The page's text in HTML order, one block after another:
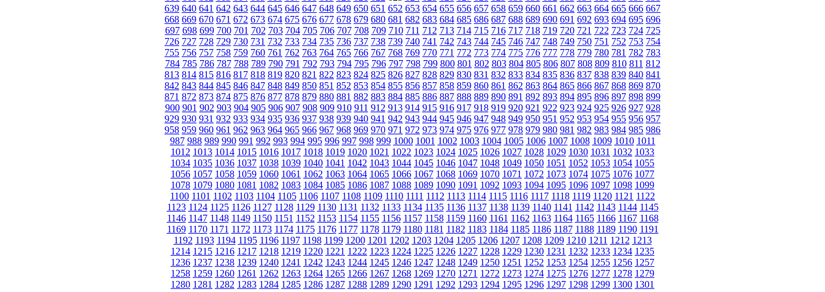
639 640 641 642 643 644 645 646 647 648 649 650 651 652 653 654 655 656 657 658 659 660 661 662 663 664 665 666 667
668 669 670 671 672 673 674 675 676 677 678 679 680 681 682 683 684 685 686 687 688 689 690 691 692 693 694 695 696
697 698 699 700 701 702 703 704 705 706 707 708 709 710 711 712 713 714 715 716 717 718 719 720 721 722 723 724 725
726 727 728 729 730 731 732 733 734 735 736 737 738 739 740 741 742 743 744 745 746 747 748 749 750 751 752 753 754
755 756 757 758 759 760 761 762 763 764 765 766 767 768 769 770 771 772 773 774 775 776 777 778 779 780 781 782 783
784 785 786 787 788 789 790 791 792 793 794 795 796 797 798 799 800 801 802 803 804 805 806 807 808 809 810 811 812
813 814 815 816 817 818 819 820 821 822 823 824 825 826 827 828 829 830 831 832 833 834 835 836 837 838 839 840 841
842 843 844 845 846 847 848 849 850 851 852 853 854 855 856 857 858 859 860 861 862 863 864 865 866 867 868 869 870
871 872 873 874 875 876 877 878 879 880 881 882 883 884 885 886 887 888 889 890 891 892 893 894 895 896 897 898 899
900 901 902 903 904 905 906 907 908 909 910 911 912 913 914 915 916 917 918 919 920 921 922 923 924 925 926 927 928
929 930 931 932 933 934 935 936 937 938 939 940 941 942 943 944 945 946 947 948 949 950 951 952 953 954 955 956 957
958 959 960 961 962 963 964 965 966 967 968 969 970 971 972 973 974 975 976 977 978 979 980 981 982 983 984 985 986
987 988 989 990 991 992 993 994 995 996 997 998 999 1000 1001 1002 1003 1004 1005 1006 1007 1008 1009 1010 1011
1012 1013 1014 1015 1016 1017 1018 1019 1020 1021 1022 1023 1024 1025 1026 1027 1028 1029 1030 1031 1032 1033
1034 1035 1036 1037 1038 1039 1040 1041 1042 1043 1044 1045 1046 1047 1048 1049 1050 1051 1052 1053 1054 1055
1056 1057 1058 1059 1060 1061 1062 1063 1064 1065 1066 1067 1068 1069 1070 1071 1072 1073 1074 1075 1076 1077
1078 1079 1080 1081 1082 1083 1084 1085 1086 1087 1088 1089 1090 1091 1092 1093 1094 1095 1096 1097 1098 1099
1100 1101 1102 1103 1104 1105 1106 1107 1108 1109 1110 1111 1112 1113 1114 1115 1116 1117 1118 1119 1120 1121 1122
1123 1124 1125 1126 1127 1128 1129 1130 1131 1132 1133 1134 1135 1136 1137 1138 1139 1140 1141 1142 1143 1144 1145
1146 1147 1148 1149 1150 1151 1152 1153 1154 1155 1156 1157 1158 1159 1160 1161 1162 1163 1164 1165 1166 1167 1168
1169 1170 1171 1172 1173 1174 1175 1176 1177 1178 1179 1180 1181 1182 1183 1184 1185 1186 1187 1188 1189 1190 1191
1192 1193 1194 1195 1196 1197 1198 1199 1200 1201 1202 1203 1204 1205 1206 1207 1208 1209 1210 1211 1212 1213
1214 1215 1216 1217 1218 1219 1220 1221 1222 1223 1224 1225 1226 1227 1228 1229 1230 1231 1232 1233 1234 1235
1236 1237 1238 1239 1240 1241 1242 1243 1244 1245 1246 1247 1248 1249 1250 1251 1252 1253 1254 1255 1256 1257
1258 1259 1260 1261 1262 1263 1264 1265 1266 1267 1268 1269 1270 1271 1272 1273 1274 1275 1276 1277 1278 1279
1280 1281 1282 1283 1284 1285 1286 1287 1288 1289 1290 1291 1292 1293 1294 1295 1296 1297 1298 1299 1300 1301